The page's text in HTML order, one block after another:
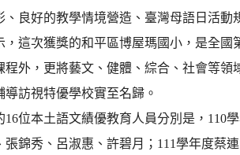
、良好的教學情境營造、臺灣母語日活動
次獲獎的和平區博屋瑪國小，是全國
程外，更將藝文、健體、綜合、社會等
導訪視特優學校實至名歸。
本土語文績優教育人員分別是，110
張錦秀、呂淑惠、許碧月；111學年度蔡